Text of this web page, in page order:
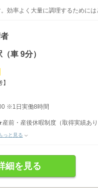
効率よく大量に調理するために
車 9分）
※1日実働8時間
前・産後休暇制度（取得実績あ
っと見る
細を見る